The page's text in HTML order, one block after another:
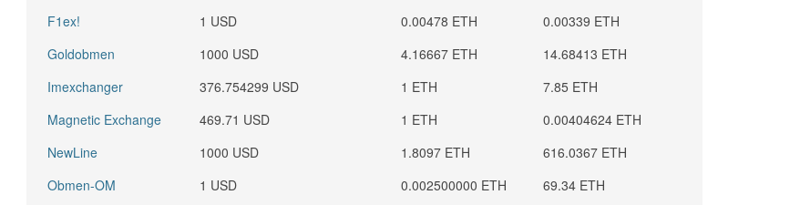
F1ex!
1 USD 0.00478 ETH
0.00339 ETH
Goldobmen
1000 USD 4.16667 ETH
14.68413 ETH
Imexchanger
376.754299 USD 1 ETH
7.85 ETH
Magnetic Exchange
469.71 USD 1 ETH
0.00404624 ETH
NewLine
1000 USD 1.8097 ETH
616.0367 ETH
Obmen-OM
1 USD 0.002500000 ETH
69.34 ETH